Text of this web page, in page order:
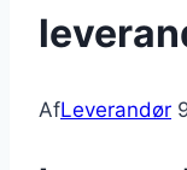
AfLeverandør